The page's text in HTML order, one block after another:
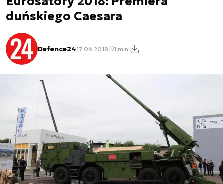
duńskiego Caesara
Defence2417.06.2018 1 min.